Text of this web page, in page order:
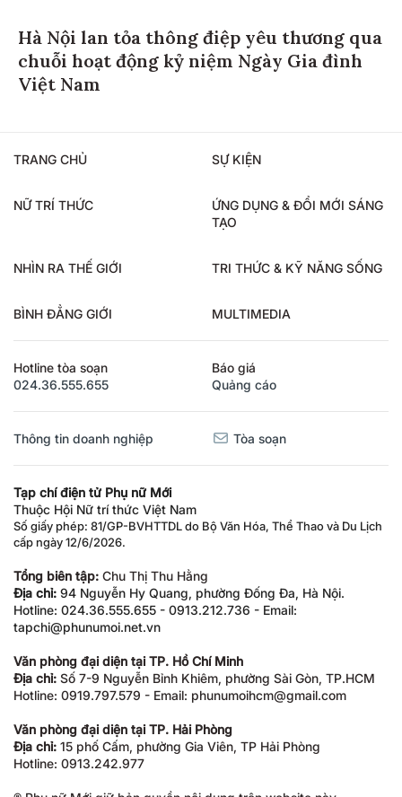
Hà Nội lan tỏa thông điệp yêu thương qua
chuỗi hoạt động kỷ niệm Ngày Gia đình
Việt Nam
TRANG CHỦ SỰ KIỆN
NỮ TRÍ THỨC
ỨNG DỤNG & ĐỔI MỚI SÁNG
TẠO
NHÌN RA THẾ GIỚI TRI THỨC & KỸ NĂNG SỐNG
BÌNH ĐẲNG GIỚI MULTIMEDIA
Hotline tòa soạn
024.36.555.655
Báo giá
Quảng cáo
Thông tin doanh nghiệp Tòa soạn
Tạp chí điện tử Phụ nữ Mới
Thuộc Hội Nữ trí thức Việt Nam
Số giấy phép: 81/GP-BVHTTDL do Bộ Văn Hóa, Thể Thao và Du Lịch
cấp ngày 12/6/2026.
Tổng biên tập: Chu Thị Thu Hằng
Địa chỉ: 94 Nguyễn Hy Quang, phường Đống Đa, Hà Nội.
Hotline: 024.36.555.655 - 0913.212.736 - Email:
tapchi@phunumoi.net.vn
Văn phòng đại diện tại TP. Hồ Chí Minh
Địa chỉ: Số 7-9 Nguyễn Bỉnh Khiêm, phường Sài Gòn, TP.HCM
Hotline: 0919.797.579 - Email: phunumoihcm@gmail.com
Văn phòng đại diện tại TP. Hải Phòng
Địa chỉ: 15 phố Cấm, phường Gia Viên, TP Hải Phòng
Hotline: 0913.242.977